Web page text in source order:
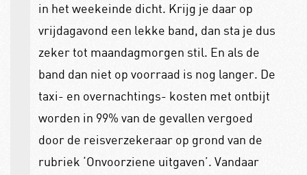
in het weekeinde dicht. Krijg je daar op
vrijdagavond een lekke band, dan sta je dus
zeker tot maandagmorgen stil. En als de
band dan niet op voorraad is nog langer. De
taxi- en overnachtings- kosten met ontbijt
worden in 99% van de gevallen vergoed
door de reisverzekeraar op grond van de
rubriek ‘Onvoorziene uitgaven’. Vandaar